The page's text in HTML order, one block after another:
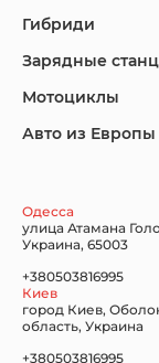
Lincoln
Subaru
Гибриди
Зарядные
Мотоциклы
Авто из Европы
Одесса
улица Атамана
Украина, 65003
+380503816995
Киев
город Киев,
область, Украина
+380503816995